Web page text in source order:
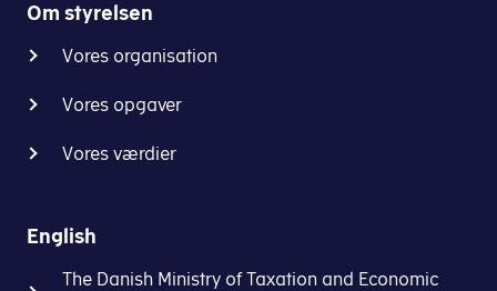
Om styrelsen
Vores organisation
Vores opgaver
Vores værdier
English
The Danish Ministry of Taxation and Economic